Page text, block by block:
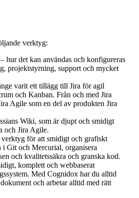
verktyg:
hur det kan användas och konfigureras
projektstyrning, support och mycket
varit ett tillägg till Jira för agil
och Kanban. Från och med Jira
Agile som en del av produkten Jira
Wiki, som är djupt och smidigt
och Jira Agile.
verktyg för att smidigt och grafiskt
i Git och Mercurial, organisera
och kvalitetssäkra och granska kod.
komplett och webbaserat
Med Cognidox har du alltid
och arbetar alltid med rätt